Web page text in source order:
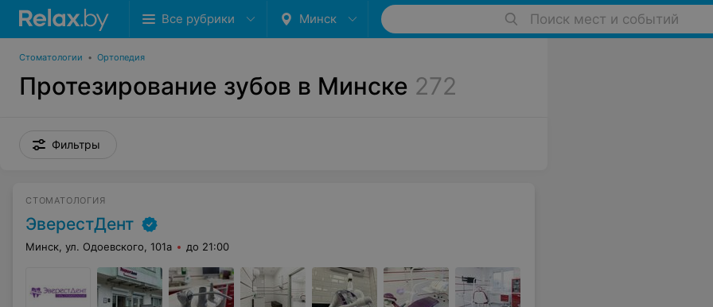
Все рубрики Минск Поиск мест и событий
Стоматологии • Ортопедия
Протезирование зубов в Минске 272
Фильтры
СТОМАТОЛОГИЯ
ЭверестДент
Минск, ул. Одоевского, 101а до 21:00